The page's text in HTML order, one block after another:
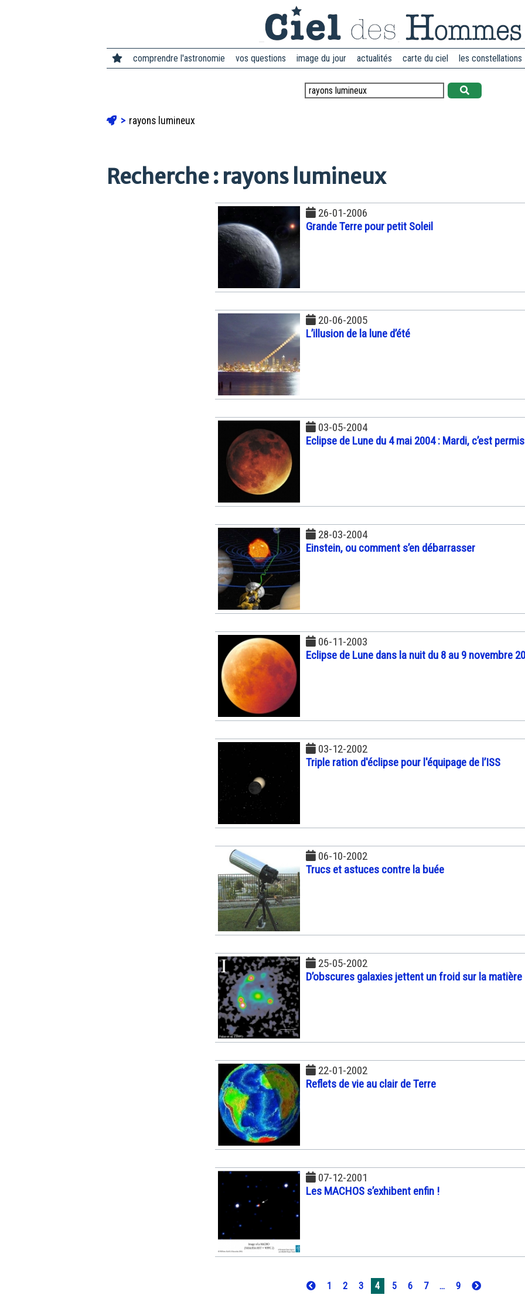
comprendre l'astronomie vos questions image du jour actualités carte du ciel les constellations
rayons lumineux
Recherche : rayons lumineux
26-01-2006
Grande Terre pour petit Soleil
20-06-2005
L’illusion de la lune d’été
03-05-2004
Eclipse de Lune du 4 mai 2004 : Mardi, c’est
28-03-2004
Einstein, ou comment s’en débarrasser
06-11-2003
Eclipse de Lune dans la nuit du 8 au 9 novembre
03-12-2002
Triple ration d'éclipse pour l'équipage de l’ISS
06-10-2002
Trucs et astuces contre la buée
25-05-2002
D’obscures galaxies jettent un froid sur la
22-01-2002
Reflets de vie au clair de Terre
07-12-2001
Les MACHOS s’exhibent enfin !
1 2 3 4 5 6 7 ... 9